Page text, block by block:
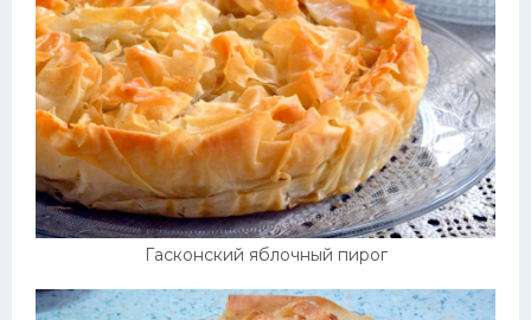
Гасконский яблочный пирог
Десерт
Напитки
Дизайн комнаты